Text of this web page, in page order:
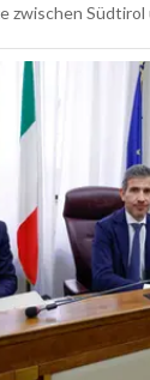
zwischen